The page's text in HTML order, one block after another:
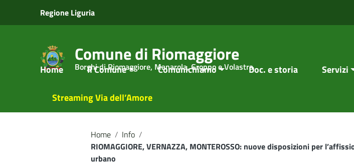
Vai ai contenuti
Vai al menu di navigazione
Regione Liguria
Comune di Riomaggiore
Borghi di Riomaggiore, Manarola, Groppo e Volastra
Home Il Comune Comunichiamo Doc. e storia Servizi
Streaming Via dell’Amore
Home / Info /
RIOMAGGIORE, VERNAZZA, MONTEROSSO: nuove disposizioni per
urbano